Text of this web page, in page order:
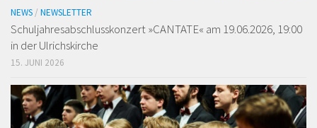
NEWS / NEWSLETTER
Schuljahresabschlusskonzert »CANTATE« am 19.06.2026, 19:00
in der Ulrichskirche
15. JUNI 2026